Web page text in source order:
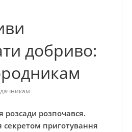
добриво:
розсади розпочався.
секретом приготування